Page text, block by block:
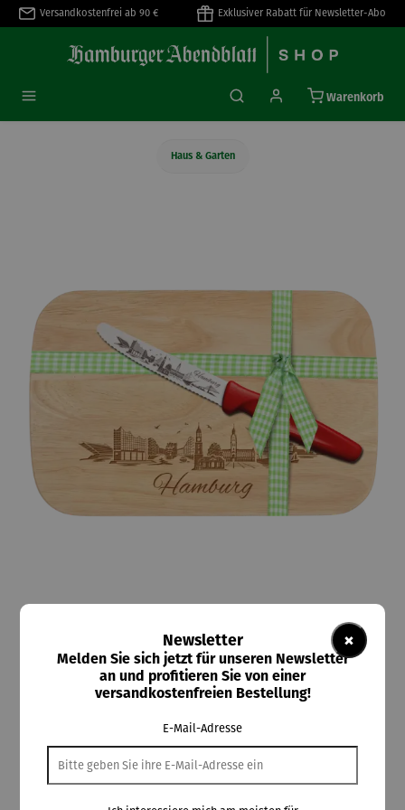
springen
Versandkostenfrei ab 90 € Exklusiver Rabatt für Newsletter-Abo
Warenkorb
Haus & Garten
Kostbar
Brotzeit-Set 2-tlg. Stadtmotiv Hamburg
27,95 €
×
Newsletter
Melden Sie sich jetzt für unseren Newsletter
an und profitieren Sie von einer
versandkostenfreien Bestellung!
E-Mail-Adresse